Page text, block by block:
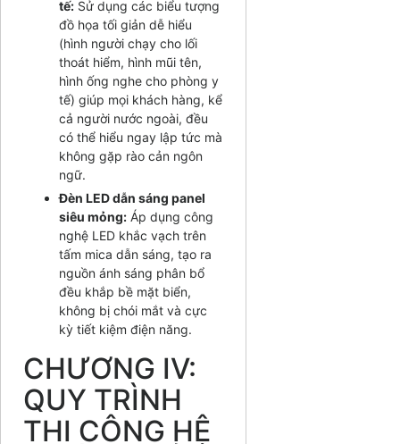
tế: Sử dụng các biểu tượng
đồ họa tối giản dễ hiểu
(hình người chạy cho lối
thoát hiểm, hình mũi tên,
hình ống nghe cho phòng y
tế) giúp mọi khách hàng, kể
cả người nước ngoài, đều
có thể hiểu ngay lập tức mà
không gặp rào cản ngôn
ngữ.
Đèn LED dẫn sáng panel
siêu mỏng: Áp dụng công
nghệ LED khắc vạch trên
tấm mica dẫn sáng, tạo ra
nguồn ánh sáng phân bổ
đều khắp bề mặt biển,
không bị chói mắt và cực
kỳ tiết kiệm điện năng.
CHƯƠNG IV:
QUY TRÌNH
THI CÔNG HỆ